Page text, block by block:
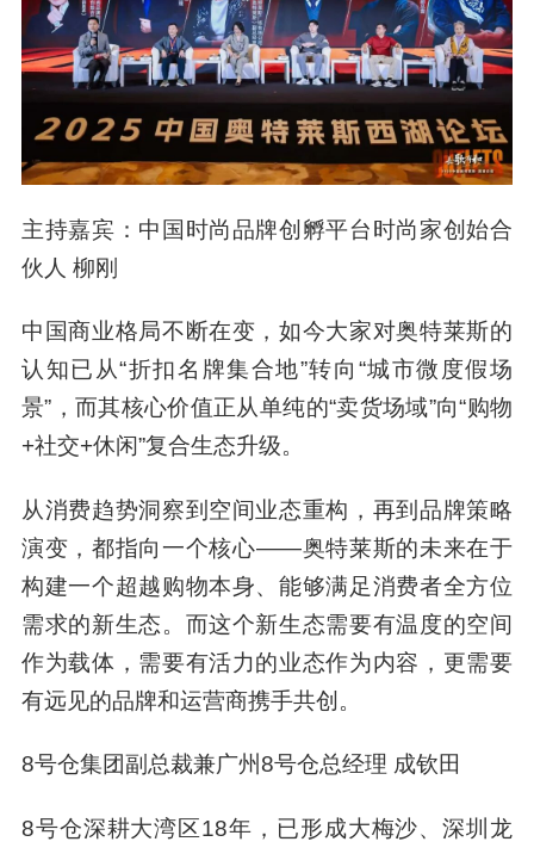
主持嘉宾：中国时尚品牌创孵平台时尚家创始合
伙人 柳刚
中国商业格局不断在变，如今大家对奥特莱斯的
认知已从“折扣名牌集合地”转向“城市微度假场
景”，而其核心价值正从单纯的“卖货场域”向“购物
+社交+休闲”复合生态升级。
从消费趋势洞察到空间业态重构，再到品牌策略
演变，都指向一个核心——奥特莱斯的未来在于
构建一个超越购物本身、能够满足消费者全方位
需求的新生态。而这个新生态需要有温度的空间
作为载体，需要有活力的业态作为内容，更需要
有远见的品牌和运营商携手共创。
8号仓集团副总裁兼广州8号仓总经理 成钦田
8号仓深耕大湾区18年，已形成大梅沙、深圳龙